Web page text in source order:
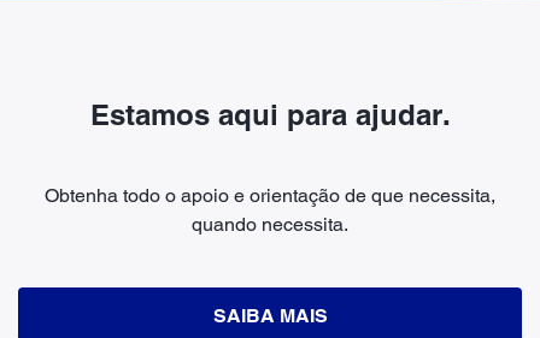
Estamos aqui para ajudar.
Obtenha todo o apoio e orientação de que necessita,
quando necessita.
SAIBA MAIS